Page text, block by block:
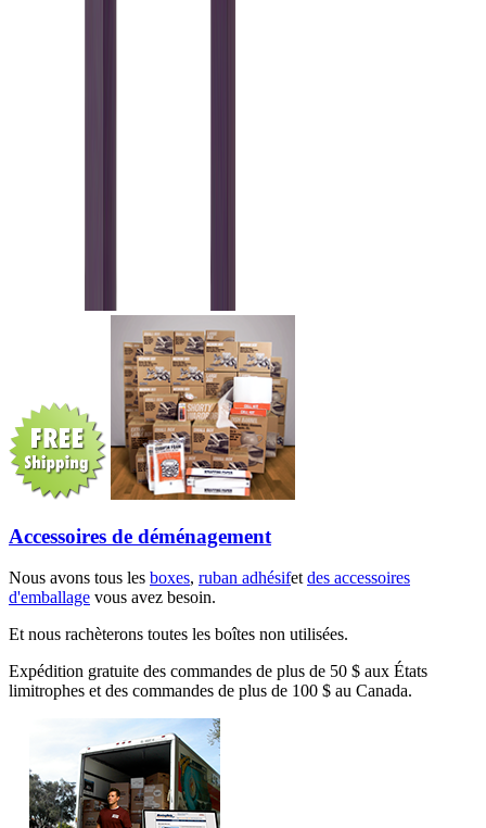
Accessoires de déménagement
Nous avons tous les boxes, ruban adhésifetdes accessoires
d'emballage vous avez besoin.
Et nous rachèterons toutes les boîtes non utilisées.
Expédition gratuite des commandes de plus de 50 $ aux États
limitrophes et des commandes de plus de 100 $ au Canada.